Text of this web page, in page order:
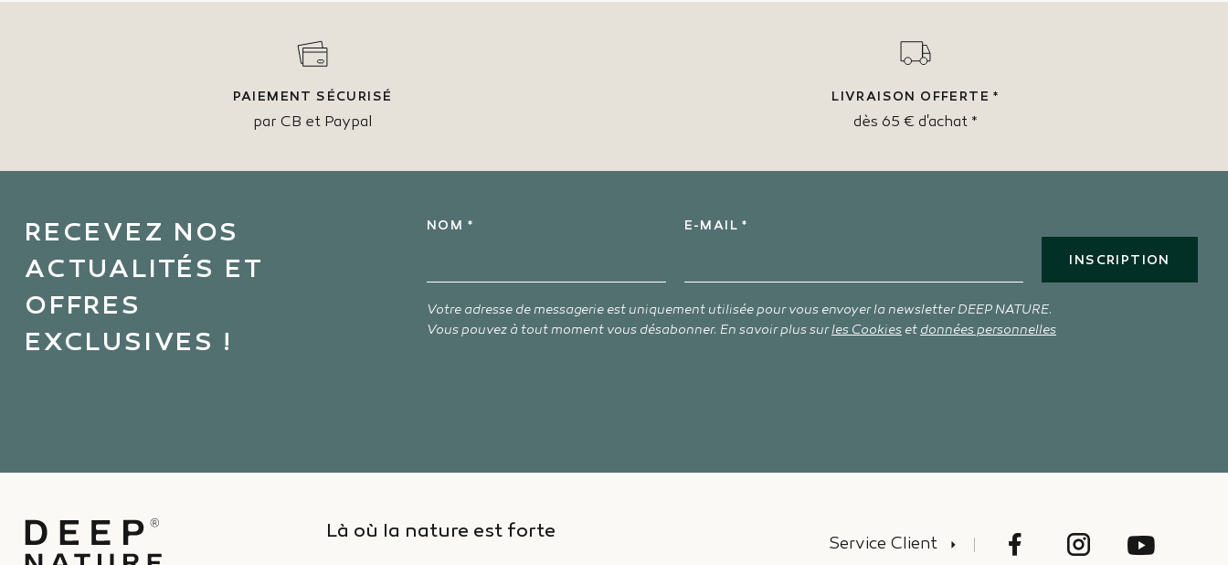
PAIEMENT SÉCURISÉ
par CB et Paypal
LIVRAISON OFFERTE *
dès 65 € d'achat *
RECEVEZ NOS
ACTUALITÉS ET
OFFRES
EXCLUSIVES !
NOM * E-MAIL *
INSCRIPTION
Votre adresse de messagerie est uniquement utilisée pour vous envoyer la newsletter DEEP NATURE.
Vous pouvez à tout moment vous désabonner. En savoir plus surles Cookies et données personnelles
Là où la nature est forte
Service Client